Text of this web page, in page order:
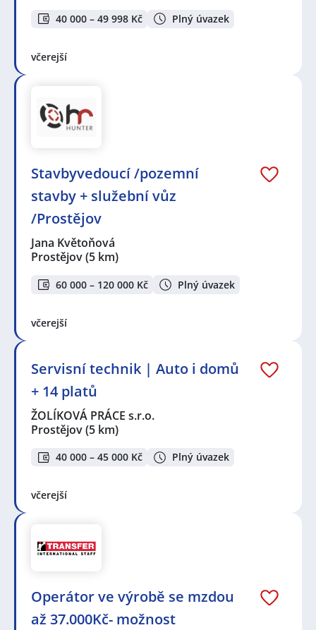
40 000 – 49 998 Kč Plný úvazek
včerejší
Stavbyvedoucí /pozemní
stavby + služební vůz
/Prostějov
Jana Květoňová
Prostějov(5 km)
60 000 – 120 000 Kč Plný úvazek
včerejší
Servisní technik | Auto i domů
+ 14 platů
ŽOLÍKOVÁ PRÁCE s.r.o.
Prostějov(5 km)
40 000 – 45 000 Kč Plný úvazek
včerejší
Operátor ve výrobě se mzdou
až 37.000Kč- možnost